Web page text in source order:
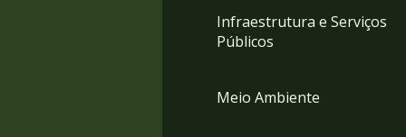
Infraestrutura e Serviços
Públicos
Meio Ambiente